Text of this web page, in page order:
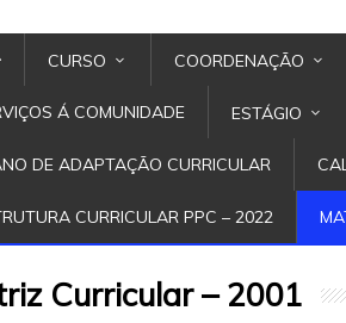
CURSO COORDENAÇÃO
Á COMUNIDADE ESTÁGIO
DE ADAPTAÇÃO CURRICULAR
CURRICULAR PPC – 2022
Curricular – 2001